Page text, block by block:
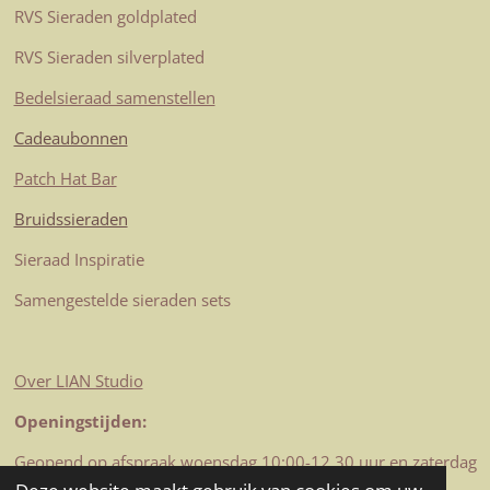
a
s
n
RVS Sieraden goldplated
RVS Sieraden silverplated
Bedelsieraad samenstellen
Cadeaubonnen
Patch Hat Bar
Bruidssieraden
Sieraad Inspiratie
Samengestelde sieraden sets
Over LIAN Studio
Openingstijden:
Geopend op afspraak woensdag 10:00-12.30 uur en zaterdag